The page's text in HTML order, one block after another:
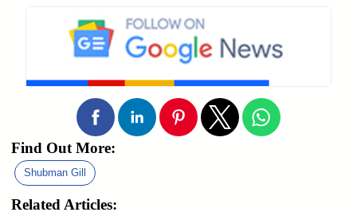
Find Out More:
Shubman Gill
Related Articles: